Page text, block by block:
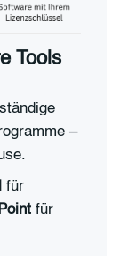
Tools
–
für
für